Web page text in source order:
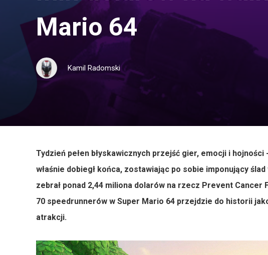
Mario 64
Kamil Radomski
Tydzień pełen błyskawicznych przejść gier, emocji i
właśnie dobiegł końca, zostawiając po sobie imponujący
zebrał ponad 2,44 miliona dolarów na rzecz Prevent Cancer
70 speedrunnerów w Super Mario 64 przejdzie do historii
atrakcji.